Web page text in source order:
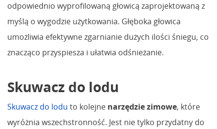
odpowiednio wyprofilowaną głowicą zaprojektowaną z
myślą o wygodzie użytkowania. Głęboka głowica
umożliwia efektywne zgarnianie dużych ilości śniegu, co
znacząco przyspiesza i ułatwia odśnieżanie.
Skuwacz do lodu
Skuwacz do lodu to kolejne narzędzie zimowe, które
wyróżnia wszechstronność. Jest nie tylko przydatny do